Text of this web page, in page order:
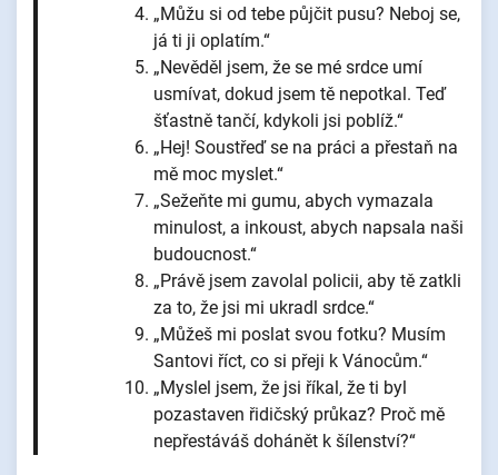
„Můžu si od tebe půjčit pusu? Neboj se,
já ti ji oplatím.“
„Nevěděl jsem, že se mé srdce umí
usmívat, dokud jsem tě nepotkal. Teď
šťastně tančí, kdykoli jsi poblíž.“
„Hej! Soustřeď se na práci a přestaň na
mě moc myslet.“
„Sežeňte mi gumu, abych vymazala
minulost, a inkoust, abych napsala naši
budoucnost.“
„Právě jsem zavolal policii, aby tě zatkli
za to, že jsi mi ukradl srdce.“
„Můžeš mi poslat svou fotku? Musím
Santovi říct, co si přeji k Vánocům.“
„Myslel jsem, že jsi říkal, že ti byl
pozastaven řidičský průkaz? Proč mě
nepřestáváš dohánět k šílenství?“